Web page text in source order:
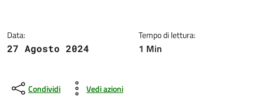
Data:
27 Agosto 2024
Tempo di lettura:
1 Min
Condividi Vedi azioni